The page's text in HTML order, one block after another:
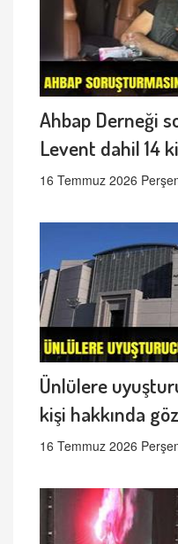
Ahbap Derneği
Levent dahil 14
16 Temmuz 2026
Ünlülere
kişi hakkında
16 Temmuz 2026